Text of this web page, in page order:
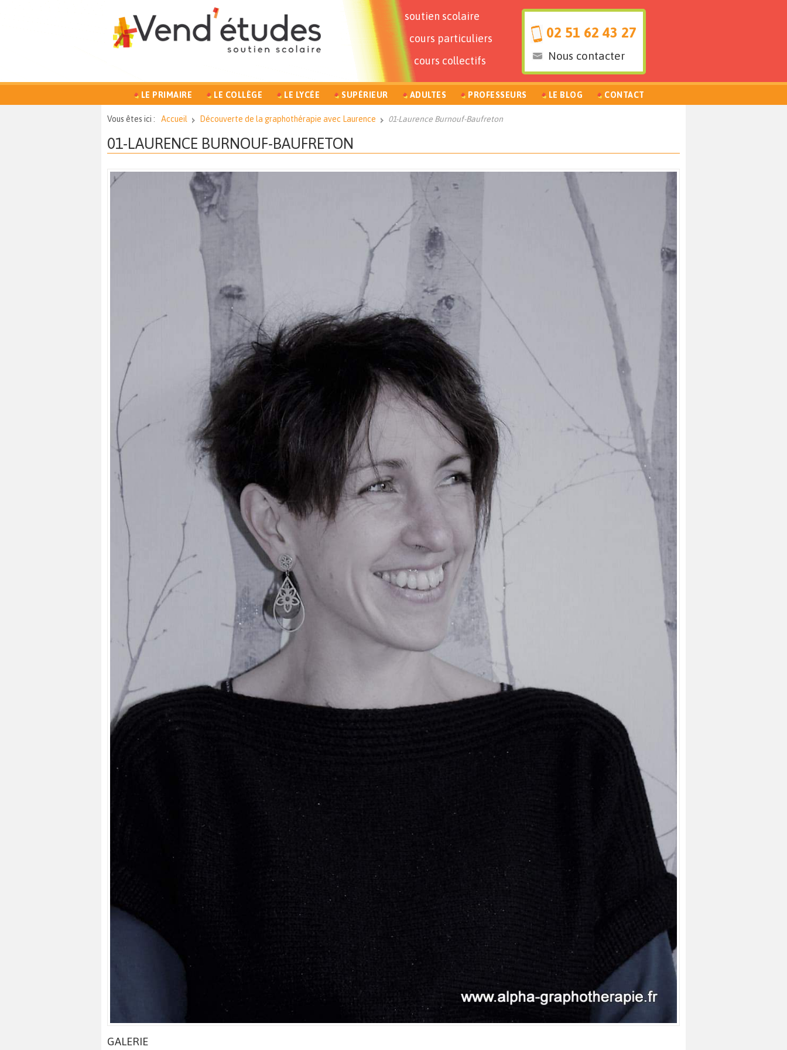
soutien scolaire
cours particuliers
cours collectifs
02 51 62 43 27
Nous contacter
LE PRIMAIRE LE COLLÈGE LE LYCÉE SUPÉRIEUR ADULTES PROFESSEURS LE BLOG CONTACT
Vous êtes ici : Accueil Découverte de la graphothérapie avec Laurence 01-Laurence Burnouf-Baufreton
01-LAURENCE BURNOUF-BAUFRETON
GALERIE